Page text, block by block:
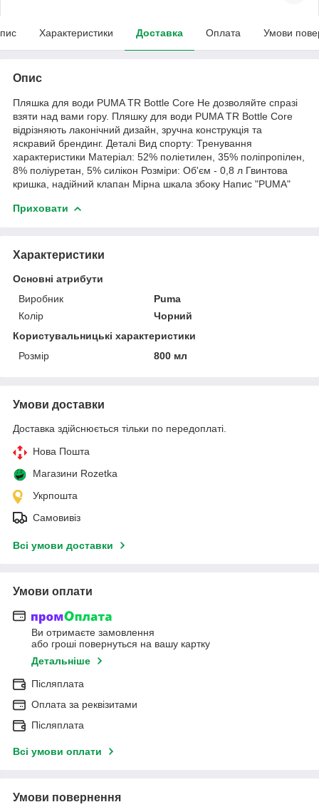
Характеристики Доставка Оплата Умови
Опис
Пляшка для води PUMA TR Bottle Core Не дозволяйте спразі
взяти над вами гору. Пляшку для води PUMA TR Bottle Core
відрізняють лаконічний дизайн, зручна конструкція та
яскравий брендинг. Деталі Вид спорту: Тренування
характеристики Матеріал: 52% поліетилен, 35% поліпропілен,
8% поліуретан, 5% силікон Розміри: Об'єм - 0,8 л Гвинтова
кришка, надійний клапан Мірна шкала збоку Напис "PUMA"
Приховати
Характеристики
Основні атрибути
Виробник
Puma
Колір
Чорний
Користувальницькі характеристики
Розмір
800 мл
Умови доставки
Доставка здійснюється тільки по передоплаті.
Нова Пошта
Магазини Rozetka
Укрпошта
Самовивіз
Всі умови доставки
Умови оплати
Ви отримаєте замовлення
або гроші повернуться на вашу картку
Детальніше
Післяплата
Оплата за реквізитами
Післяплата
Всі умови оплати
Умови повернення